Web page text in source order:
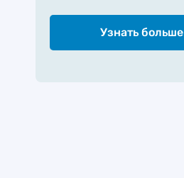
Узнать больше